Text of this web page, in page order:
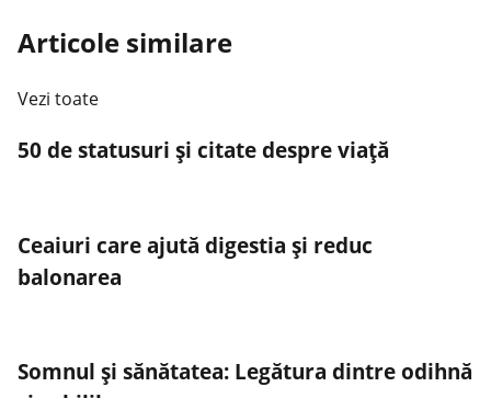
Articole similare
Vezi toate
50 de statusuri și citate despre viață
Ceaiuri care ajută digestia și reduc
balonarea
Somnul și sănătatea: Legătura dintre odihnă